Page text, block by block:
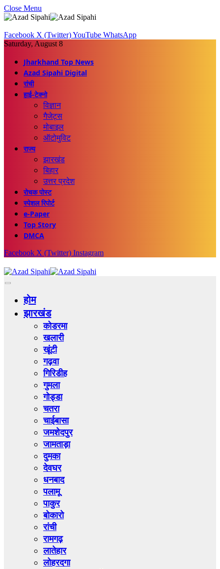
Close Menu
Facebook X (Twitter)YouTube WhatsApp
Saturday, August 8
Jharkhand Top News
Azad Sipahi Digital
रांची
हाई-टेक्नो
विज्ञान
गैजेट्स
मोबाइल
ऑटोमुविट
राज्य
झारखंड
बिहार
उत्तर प्रदेश
रोचक पोस्ट
स्पेशल रिपोर्ट
e-Paper
Top Story
DMCA
Facebook X (Twitter) Instagram
होम
झारखंड
कोडरमा
खलारी
खूंटी
गढ़वा
गिरिडीह
गुमला
गोड्डा
चतरा
चाईबासा
जमशेदपुर
जामताड़ा
दुमका
देवघर
धनबाद
पलामू
पाकुर
बोकारो
रांची
रामगढ़
लातेहार
लोहरदगा